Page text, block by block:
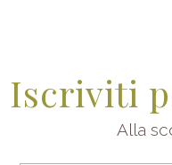
Iscriviti
Alla